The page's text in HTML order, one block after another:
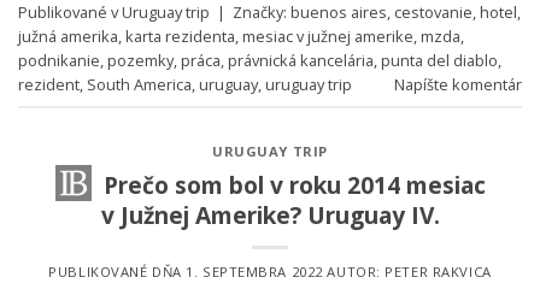
Publikované vUruguay trip | Značky: buenos aires, cestovanie,hotel,
južná amerika,karta rezidenta,mesiac v južnej amerike,mzda,
podnikanie,pozemky,práca,právnická kancelária,punta del diablo,
rezident, South America,uruguay,uruguay trip Napíšte komentár
URUGUAY TRIP
Prečo som bol v roku 2014 mesiac
v Južnej Amerike? Uruguay IV.
PUBLIKOVANÉ DŇA 1. SEPTEMBRA 2022AUTOR: PETER RAKVICA